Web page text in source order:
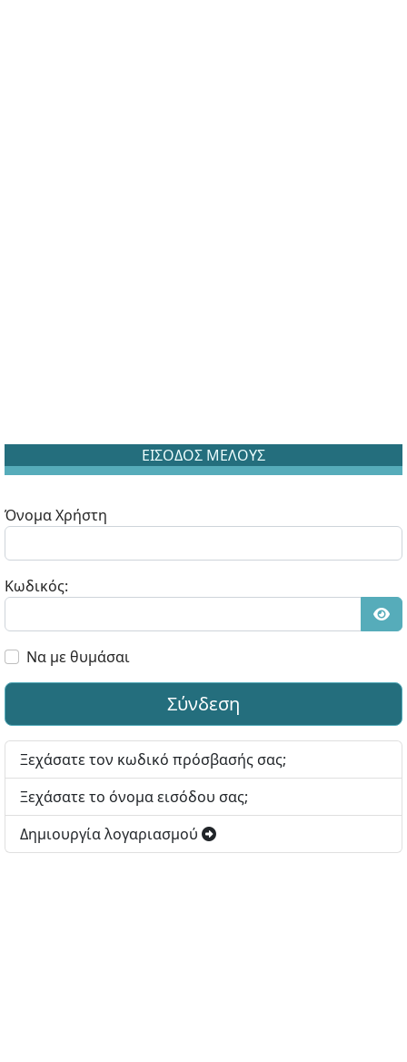
ΕΙΣΟΔΟΣ ΜΕΛΟΥΣ
Όνομα Χρήστη
Κωδικός:
Να με θυμάσαι
Σύνδεση
Ξεχάσατε τον κωδικό πρόσβασής σας;
Ξεχάσατε το όνομα εισόδου σας;
Δημιουργία λογαριασμού